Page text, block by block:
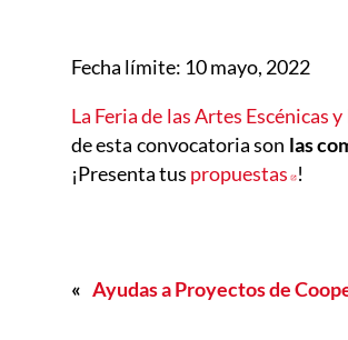
Fecha lí­mite: 10 mayo, 2022
La Feria de las Artes Escénicas
de esta convocatoria son las
¡Presenta tus propuestas Abre
!
« Ayudas a Proyectos de